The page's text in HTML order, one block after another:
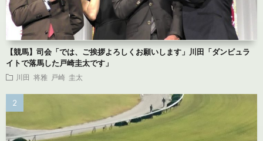
【競馬】司会「では、ご挨拶よろしくお願いします」川田「ダンビュラ
イトで落馬した戸崎圭太です」
川田 将雅 戸崎 圭太